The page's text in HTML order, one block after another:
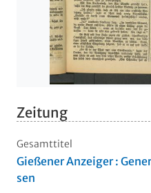
Zeitung
Gesamttitel
Gießener Anzeiger :
sen